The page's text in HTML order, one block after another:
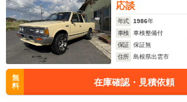
応談
年式 1986年
車検
車検整備付
保証
保証無
住所
島根県出雲市
無
料
在庫確認・見積依頼